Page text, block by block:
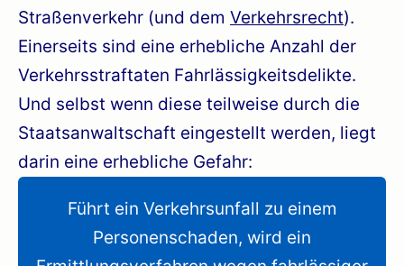
Straßenverkehr (und dem Verkehrsrecht).
Einerseits sind eine erhebliche Anzahl der
Verkehrsstraftaten Fahrlässigkeitsdelikte.
Und selbst wenn diese teilweise durch die
Staatsanwaltschaft eingestellt werden, liegt
darin eine erhebliche Gefahr:
Führt ein Verkehrsunfall zu einem
Personenschaden, wird ein